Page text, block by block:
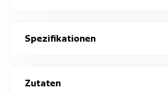
Spezifikationen
Zutaten